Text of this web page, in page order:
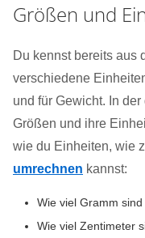
Größen und
Du kennst bereits aus
verschiedene
und für Gewicht. In
Größen und ihre
wie du Einheiten, wie
umrechnen kannst:
Wie viel Gramm
Wie viel Zentimeter